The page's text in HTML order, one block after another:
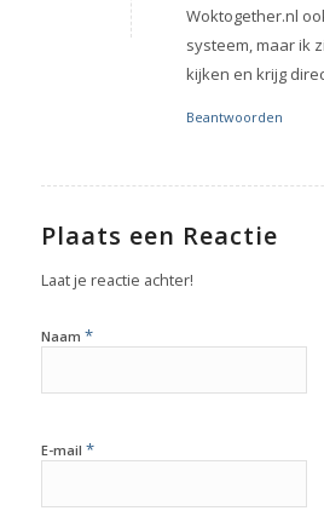
Woktogether.nl
systeem, maar ik
kijken en krijg
Beantwoorden
Plaats een Reactie
Laat je reactie achter!
Naam *
E-mail *